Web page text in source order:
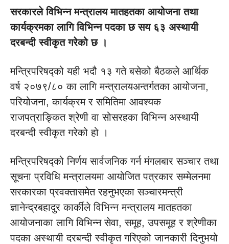
सरकारले विभिन्न मन्त्रालय मातहतका आयोजना तथा
कार्यक्रमका लागि विभिन्न पदका छ सय ६३ अस्थायी
दरबन्दी स्वीकृत गरेको छ ।
मन्त्रिपरिषद्को यही भदौ १३ गते बसेको बैठकले आर्थिक
वर्ष २०७९/८० का लागि मन्त्रालयअन्तर्गतका आयोजना,
परियोजना, कार्यक्रम र समितिमा आवश्यक
राजपत्राङ्कित श्रेणी वा सोसरहका विभिन्न अस्थायी
दरबन्दी स्वीकृत गरेको हो ।
मन्त्रिपरिषद्को निर्णय सार्वजनिक गर्न मंगलबार सञ्चार तथा
सूचना प्रविधि मन्त्रालयमा आयोजित पत्रकार सम्मेलनमा
सरकारका प्रवक्तासमेत रहनुभएका सञ्चारमन्त्री
ज्ञानेन्द्रबहादुर कार्कीले विभिन्न मन्त्रालय मातहतका
आयोजनाका लागि विभिन्न सेवा, समूह, उपसमूह र श्रेणीका
पदका अस्थायी दरबन्दी स्वीकृत गरिएको जानकारी दिनुभयो